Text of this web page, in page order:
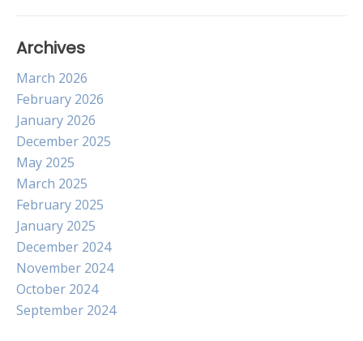
Archives
March 2026
February 2026
January 2026
December 2025
May 2025
March 2025
February 2025
January 2025
December 2024
November 2024
October 2024
September 2024